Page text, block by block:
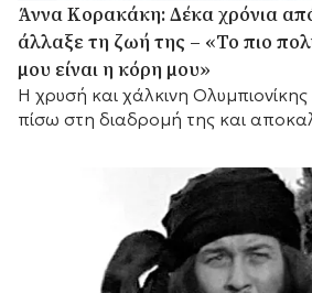
Άννα Κορακάκη: Δέκα χρόνια
άλλαξε τη ζωή της – «Το πιο
μου είναι η κόρη μου»
Η χρυσή και χάλκινη Ολυμπιονίκης
πίσω στη διαδρομή της και